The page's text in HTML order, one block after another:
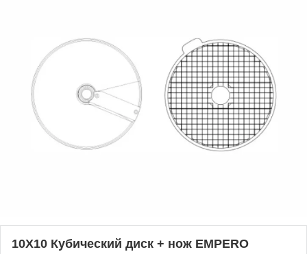
10X10 Кубический диск + нож EMPERO